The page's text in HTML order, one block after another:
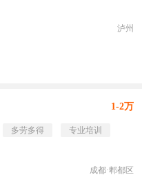
泸州
1-2万
多劳多得
专业培训
成都·郫都区